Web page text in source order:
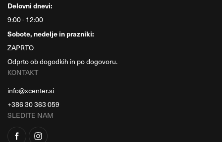
Delovni dnevi:
9:00 - 12:00
Sobote, nedelje in prazniki:
ZAPRTO
Odprto ob dogodkih in po dogovoru.
KONTAKT
info@xcenter.si
+386 30 363 059
SLEDITE NAM